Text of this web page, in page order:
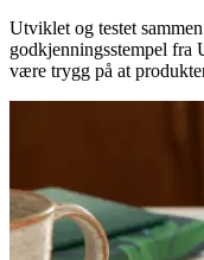
Utviklet og testet
godkjenningsstempel fra
være trygg på at